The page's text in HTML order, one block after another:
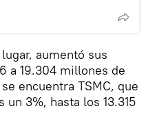
aumentó sus
a 19.304 millones de
encuentra TSMC, que
3%, hasta los 13.315